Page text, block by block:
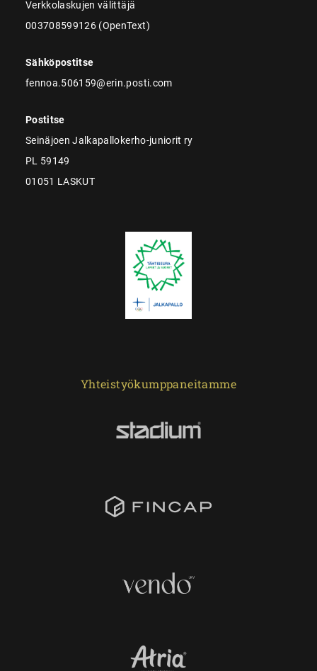
Verkkolaskujen välittäjä
003708599126 (OpenText)
Sähköpostitse
fennoa.506159@erin.posti.com
Postitse
Seinäjoen Jalkapallokerho-juniorit ry
PL 59149
01051 LASKUT
Yhteistyökumppaneitamme